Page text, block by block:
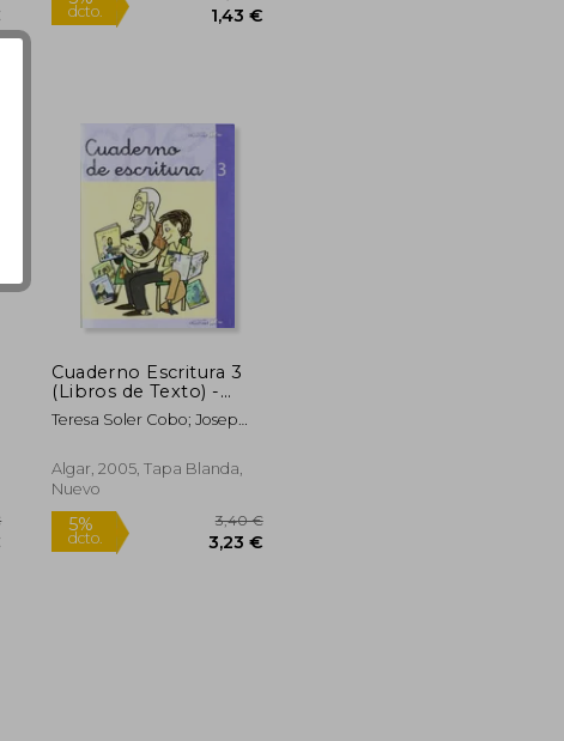
1,50 €
1,43 €
5%
dcto.
Cuaderno Escritura 3
(Libros de Texto) -
9788496514676
Teresa Soler Cobo; Josep
Algar, 2005, Tapa Blanda,
Nuevo